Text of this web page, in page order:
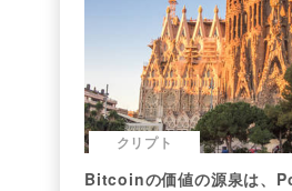
クリプト
Bitcoinの価値の源泉は、